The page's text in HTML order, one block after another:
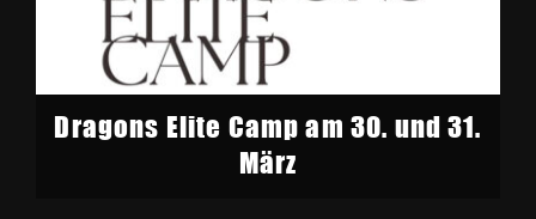
Dragons Elite Camp am 30. und 31.
März